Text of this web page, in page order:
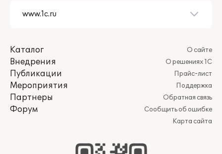
Каталог
Внедрения
Публикации
Мероприятия
Партнеры
Форум
О сайте
О решениях 1С
Прайс-лист
Поддержка
Обратная связь
Сообщить об ошибке
Карта сайта